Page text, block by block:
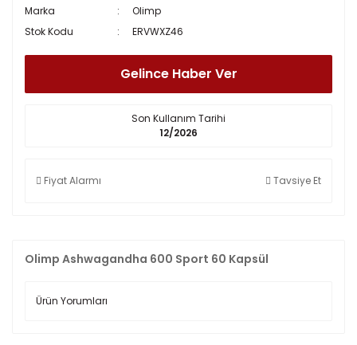
Olimp Ashwagandha 600 Sport 60 Kapsül
Ürün Yorumları
Marka
Olimp
Stok Kodu
ERVWXZ46
Gelince Haber Ver
Son Kullanım Tarihi
12/2026
Fiyat Alarmı Tavsiye Et